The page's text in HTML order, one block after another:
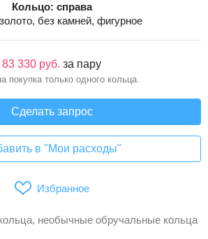
Кольцо: справа
без камней, фигурное
83 330 руб. за пару
покупка только одного кольца.
Сделать запрос
в "Мои расходы"
Избранное
необычные обручальные кольца